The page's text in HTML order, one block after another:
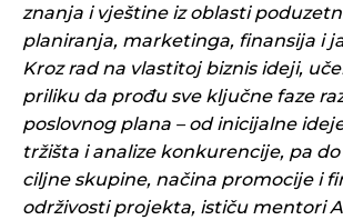
znanja i vještine iz oblasti
planiranja, marketinga, finansija i
Kroz rad na vlastitoj biznis ideji,
priliku da prođu sve ključne faze
poslovnog plana – od inicijalne
tržišta i analize konkurencije, pa
ciljne skupine, načina promocije i
održivosti projekta, ističu mentori